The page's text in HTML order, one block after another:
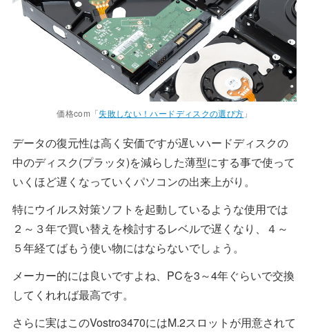
価格com「失敗しない！ハードディスクの選び方 」
データの復元性は高く安価ですが遅いハードディスクの
中のディスク(プラッタ)を減らした薄型にする事で使って
いくほど遅くなっていくパソコンの出来上がり。
特にウイルス対策ソフトを起動しているような使用では
２～３年で買い替えを検討するレベルで遅くなり、４～
５年経てばもう使い物にはならないでしょう。
メーカー的には良いですよね、PCを3～4年ぐらいで交換
してくれれば最高です。
さらに実はこのVostro3470にはM.2スロットが用意されて